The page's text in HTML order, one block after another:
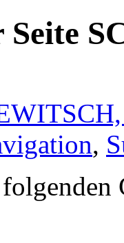
Seite
,